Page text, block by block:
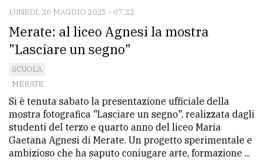
LUNEDÌ, 26 MAGGIO 2025 - 07:22
Merate: al liceo Agnesi la mostra
"Lasciare un segno"
SCUOLA
MERATE
Si è tenuta sabato la presentazione ufficiale della
mostra fotografica "Lasciare un segno", realizzata dagli
studenti del terzo e quarto anno del liceo Maria
Gaetana Agnesi di Merate. Un progetto sperimentale e
ambizioso che ha saputo coniugare arte, formazione ...